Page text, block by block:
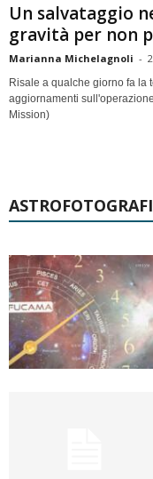
Un salvataggio
gravità per non
Marianna Michelagnoli -
Risale a qualche giorno fa la
aggiornamenti
Mission)